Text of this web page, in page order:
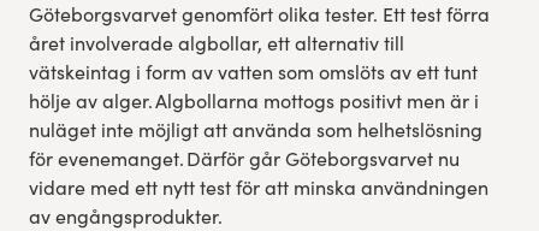
Göteborgsvarvet genomfört olika tester. Ett test förra
året involverade algbollar, ett alternativ till
vätskeintag i form av vatten som omslöts av ett tunt
hölje av alger. Algbollarna mottogs positivt men är i
nuläget inte möjligt att använda som helhetslösning
för evenemanget. Därför går Göteborgsvarvet nu
vidare med ett nytt test för att minska användningen
av engångsprodukter.